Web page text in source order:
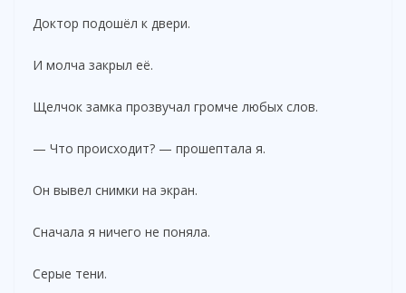
Доктор подошёл к двери.
И молча закрыл её.
Щелчок замка прозвучал громче любых слов.
— Что происходит? — прошептала я.
Он вывел снимки на экран.
Сначала я ничего не поняла.
Серые тени.